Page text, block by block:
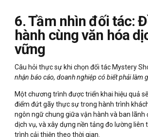
6. Tầm nhìn đối tác:
hành cùng văn hóa
vững
Câu hỏi thực sự khi chọn đối tác Mystery
nhận báo cáo, doanh nghiệp có biết phải làm
Một chương trình được triển khai hiệu quả
điểm đứt gãy thực sự trong hành trình
ngôn ngữ chung giữa vận hành và ban lãnh
dịch vụ, và xây dựng nền tảng đo lường liên
trình cải thiện theo thời gian.